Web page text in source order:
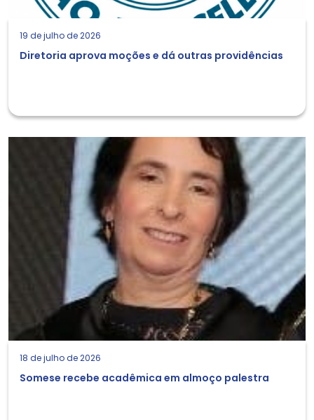
19 de julho de 2026
Diretoria aprova moções e dá outras providências
18 de julho de 2026
Somese recebe acadêmica em almoço palestra